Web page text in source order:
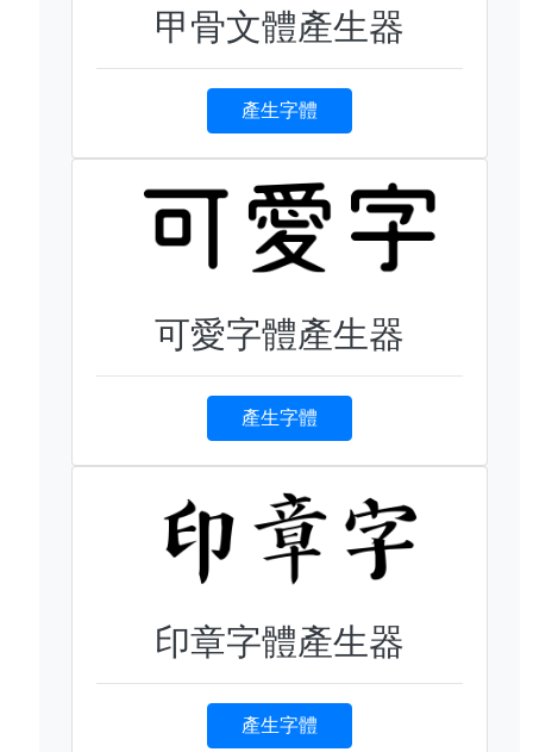
甲骨文體產生器
產生字體
可愛字體產生器
產生字體
印章字體產生器
產生字體